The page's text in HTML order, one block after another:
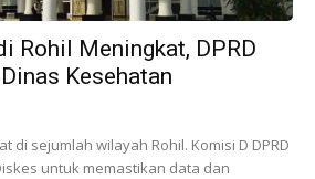
Rohil Meningkat, DPRD
Kesehatan
di sejumlah wilayah Rohil. Komisi D DPRD
untuk memastikan data dan